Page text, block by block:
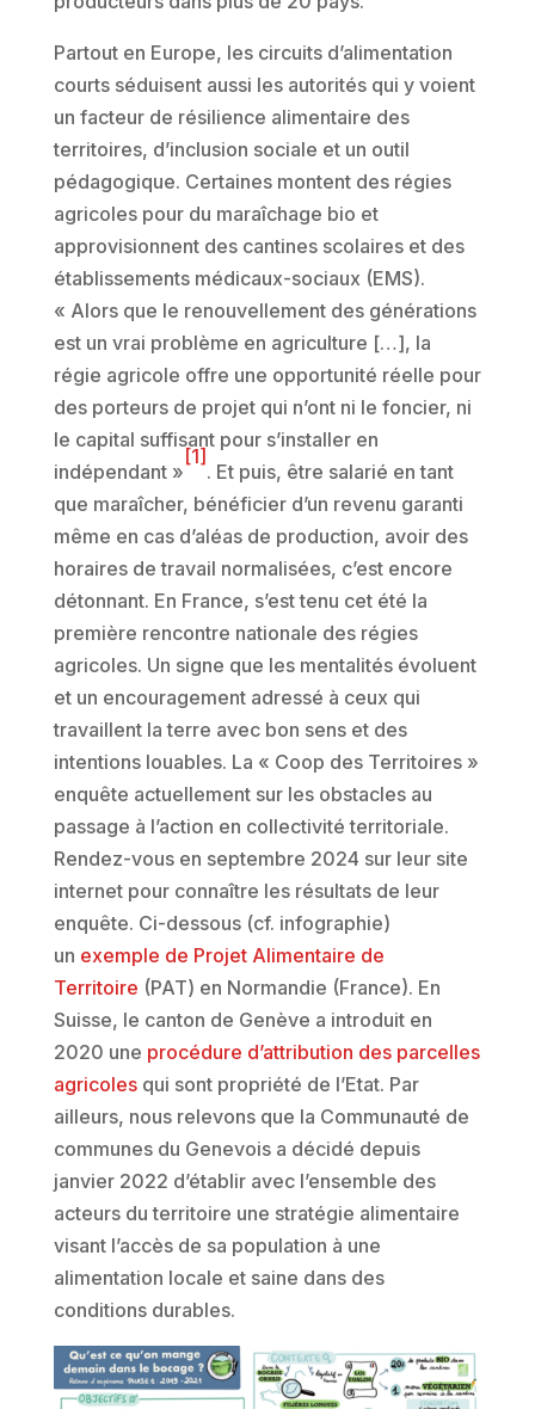
Partout en Europe, les circuits d’alimentation
courts séduisent aussi les autorités qui y voient
un facteur de résilience alimentaire des
territoires, d’inclusion sociale et un outil
pédagogique. Certaines montent des régies
agricoles pour du maraîchage bio et
approvisionnent des cantines scolaires et des
établissements médicaux-sociaux (EMS).
« Alors que le renouvellement des générations
est un vrai problème en agriculture […], la
régie agricole offre une opportunité réelle pour
des porteurs de projet qui n’ont ni le foncier, ni
le capital suffisant pour s’installer en
indépendant »
[1]
. Et puis, être salarié en tant
que maraîcher, bénéficier d’un revenu garanti
même en cas d’aléas de production, avoir des
horaires de travail normalisées, c’est encore
détonnant. En France, s’est tenu cet été la
première rencontre nationale des régies
agricoles. Un signe que les mentalités évoluent
et un encouragement adressé à ceux qui
travaillent la terre avec bon sens et des
intentions louables. La « Coop des Territoires »
enquête actuellement sur les obstacles au
passage à l’action en collectivité territoriale.
Rendez-vous en septembre 2024 sur leur site
internet pour connaître les résultats de leur
enquête. Ci-dessous (cf. infographie)
un exemple de Projet Alimentaire de
Territoire (PAT) en Normandie (France). En
Suisse, le canton de Genève a introduit en
2020 une procédure d’attribution des parcelles
agricolesqui sont propriété de l’Etat. Par
ailleurs, nous relevons que la Communauté de
communes du Genevois a décidé depuis
janvier 2022 d’établir avec l’ensemble des
acteurs du territoire une stratégie alimentaire
visant l’accès de sa population à une
alimentation locale et saine dans des
conditions durables.